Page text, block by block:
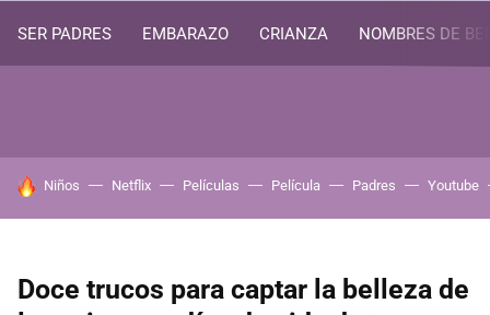
SER PADRES EMBARAZO CRIANZA NOMBRES DE
HOY SE HABLA DE
Niños Netflix Películas Película Padres Youtube
Doce trucos para captar la belleza de